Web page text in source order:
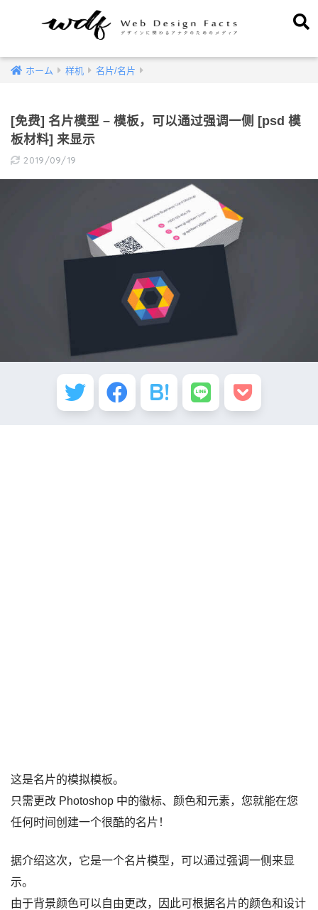
ホーム 样机 名片/名片
[免费] 名片模型 – 模板，可以通过强调一侧 [psd 模
板材料] 来显示
2019/09/19
这是名片的模拟模板。
只需更改 Photoshop 中的徽标、颜色和元素，您就能在您
任何时间创建一个很酷的名片！
据介绍这次，它是一个名片模型，可以通过强调一侧来显
示。
由于背景颜色可以自由更改，因此可根据名片的颜色和设计